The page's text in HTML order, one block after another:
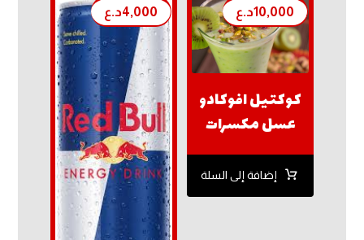
كوكتيل افوكادو
عسل مكسرات
10,000د.ع
إضافة إلى السلة
4,000د.ع